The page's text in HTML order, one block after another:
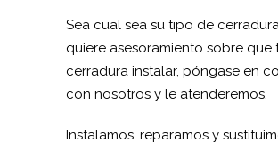
Sea cual sea su tipo de
quiere asesoramiento sobre que
cerradura instalar, póngase en
con nosotros y le atenderemos.
Instalamos, reparamos y